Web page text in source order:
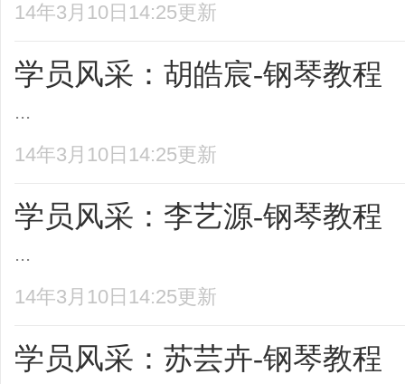
14年3月10日14:25更新
学员风采：胡皓宸-钢琴教程
...
14年3月10日14:25更新
学员风采：李艺源-钢琴教程
...
14年3月10日14:25更新
学员风采：苏芸卉-钢琴教程